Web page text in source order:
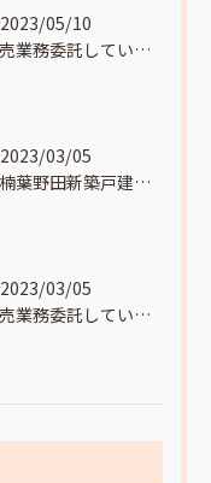
2023/05/10
販売業務委託していました
2023/03/05
【楠葉野田新築戸建成約】までの流れをお伝えします。
2023/03/05
販売業務委託していました